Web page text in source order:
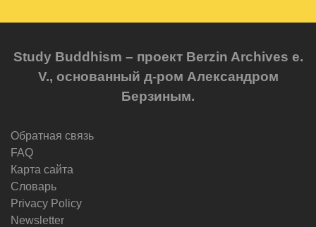
Study Buddhism – проект Berzin Archives e.
V., основанный д-ром Александром
Берзиным.
Обратная связь
FAQ
Карта сайта
Словарь
Privacy Policy
Newsletter